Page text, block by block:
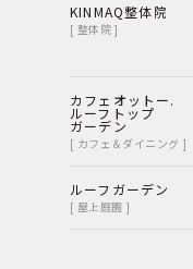
KINMAQ整体院
[ 整体院 ]
カフェオットー.
ルーフトップ
ガーデン
[ カフェ＆ダイニング ]
ルーフガーデン
[ 屋上庭園 ]